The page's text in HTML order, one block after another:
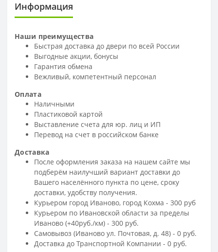
Информация
Наши преимущества
Быстрая доставка до двери по всей России
Выгодные акции, бонусы
Гарантия обмена
Вежливый, компетентный персонал
Оплата
Наличными
Пластиковой картой
Выставление счета для юр. лиц и ИП
Перевод на счет в российском банке
Доставка
После оформления заказа на нашем сайте мы
подберём наилучший вариант доставки до
Вашего населённого пункта по цене, сроку
доставки, удобству получения.
Курьером город Иваново, город Кохма - 300 руб
Курьером по Ивановской области за пределы
Иваново (+40руб./км) - 300 руб.
Самовывоз (Иваново ул. Почтовая, д. 48) - 0 руб.
Доставка до Транспортной Компании - 0 руб.